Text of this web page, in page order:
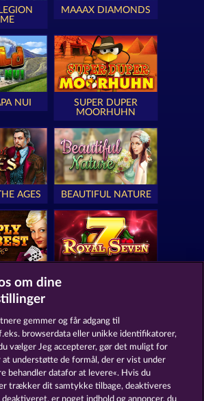
MAAAX DIAMONDS
NUI
SUPER DUPER
MOORHUHN
AGES BEAUTIFUL NATURE
EI OF
FOREVER
DIAMONDS
Vis alle spil
om dine
gemmer og får adgang til
browserdata eller unikke identifikatorer,
vælger Jeg accepterer, gør det muligt for
understøtte de formål, der er vist under
behandler datafor at levere«. Hvis du
trækker dit samtykke tilbage, deaktiveres